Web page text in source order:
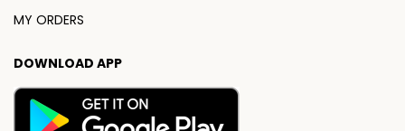
MY ORDERS
DOWNLOAD APP